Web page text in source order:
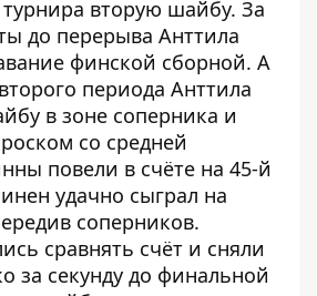
турнира вторую шайбу. За
до перерыва Анттила
финской сборной. А
периода Анттила
в зоне соперника и
со средней
повели в счёте на 45-й
удачно сыграл на
соперников.
сравнять счёт и сняли
за секунду до финальной